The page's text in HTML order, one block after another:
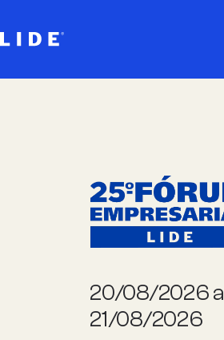
20/08/2026 a
21/08/2026